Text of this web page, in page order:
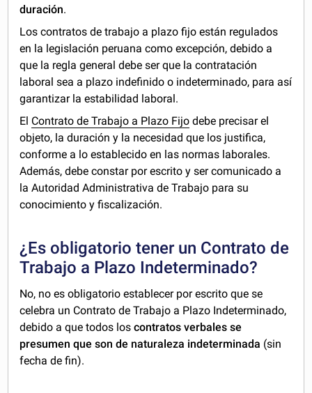
duración.
Los contratos de trabajo a plazo fijo están regulados
en la legislación peruana como excepción, debido a
que la regla general debe ser que la contratación
laboral sea a plazo indefinido o indeterminado, para así
garantizar la estabilidad laboral.
El Contrato de Trabajo a Plazo Fijo debe precisar el
objeto, la duración y la necesidad que los justifica,
conforme a lo establecido en las normas laborales.
Además, debe constar por escrito y ser comunicado a
la Autoridad Administrativa de Trabajo para su
conocimiento y fiscalización.
¿Es obligatorio tener un Contrato de
Trabajo a Plazo Indeterminado?
No, no es obligatorio establecer por escrito que se
celebra un Contrato de Trabajo a Plazo Indeterminado,
debido a que todos los contratos verbales se
presumen que son de naturaleza indeterminada (sin
fecha de fin).